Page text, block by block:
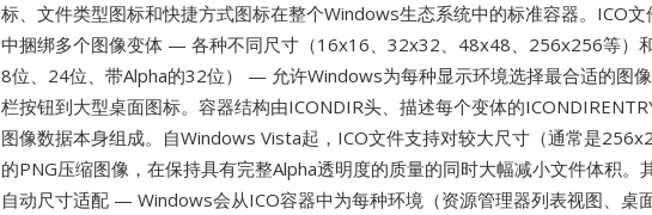
标、文件类型图标和快捷方式图标在整个Windows生态系统中的标准容器。ICO文
中捆绑多个图像变体 — 各种不同尺寸（16x16、32x32、48x48、256x256等）和
8位、24位、带Alpha的32位） — 允许Windows为每种显示环境选择最合适的图
栏按钮到大型桌面图标。容器结构由ICONDIR头、描述每个变体的
图像数据本身组成。自Windows Vista起，ICO文件支持对较大尺寸（通常是
的PNG压缩图像，在保持具有完整Alpha透明度的质量的同时大幅减小文件体积。
自动尺寸适配 — Windows会从ICO容器中为每种环境（资源管理器列表视图、桌